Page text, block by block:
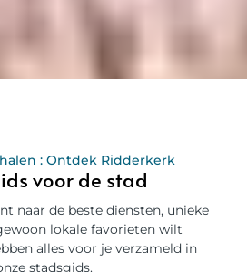
: Ontdek Ridderkerk
voor de stad
naar de beste diensten, unieke
lokale favorieten wilt
alles voor je verzameld in
stadsgids.